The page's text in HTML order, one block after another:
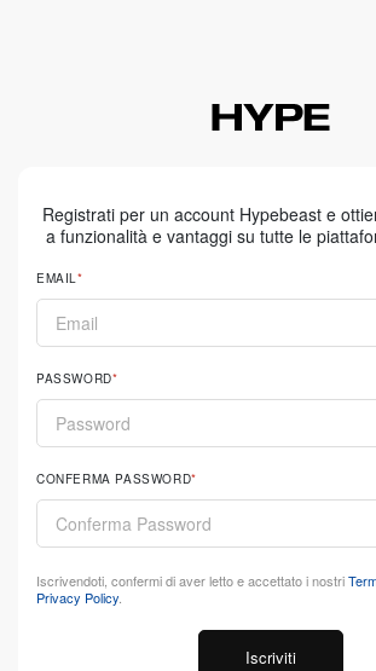
Registrati per un account Hypebeast e
a funzionalità e vantaggi su tutte le
EMAIL
PASSWORD
CONFERMA PASSWORD
Iscrivendoti, confermi di aver letto e accettato i nostri
Privacy Policy
Iscriviti